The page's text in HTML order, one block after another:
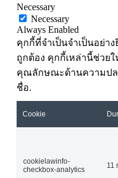
Necessary
Necessary
Always Enabled
คุกกี้ที่จำเป็นจำเป็นอย่าง
ถูกต้อง คุกกี้เหล่านี้ช่วย
คุณลักษณะด้านความปล
ชื่อ.
Cookie
cookielawinfo-
checkbox-analytics
11